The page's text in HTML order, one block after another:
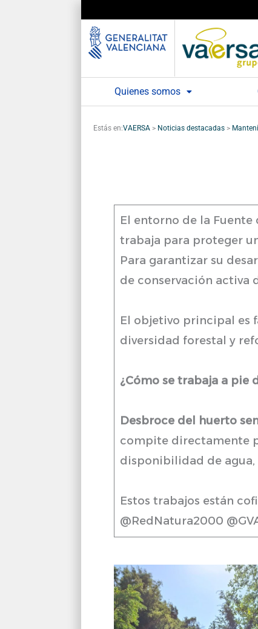
al
contenido
Quienes somos
Estás en:VAERSA > Noticias destacadas >
El entorno de la
trabaja para proteger
Para garantizar su
de conservación activa
El objetivo principal es
diversidad forestal y
¿Cómo se trabaja a pie
Desbroce del huerto
compite directamente
disponibilidad de agua,
Estos trabajos están
@RedNatura2000